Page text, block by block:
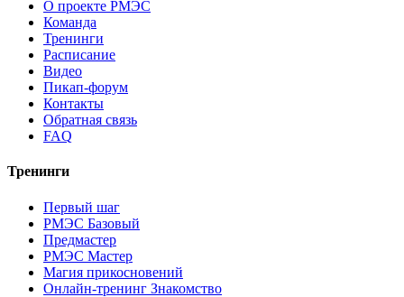
О проекте РМЭС
Команда
Тренинги
Расписание
Видео
Пикап-форум
Контакты
Обратная связь
FAQ
Тренинги
Первый шаг
РМЭС Базовый
Предмастер
РМЭС Мастер
Магия прикосновений
Онлайн-тренинг Знакомство